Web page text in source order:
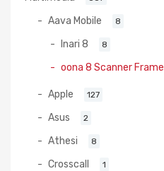
Aava Mobile 8
Inari 8 8
oona 8 Scanner Frame
Apple 127
Asus 2
Athesi 8
Crosscall 1